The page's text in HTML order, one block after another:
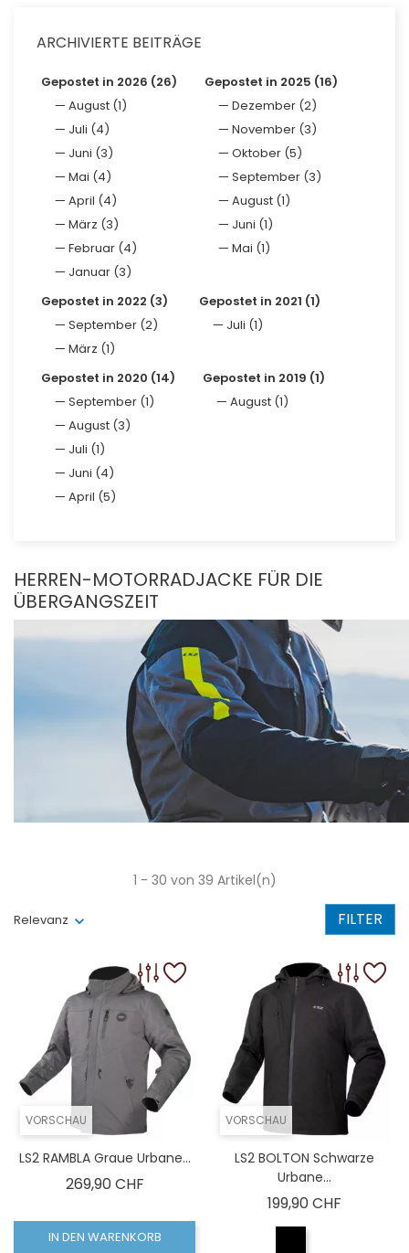
ARCHIVIERTE BEITRÄGE
Gepostet in 2026 (26)
August (1)
Juli (4)
Juni (3)
Mai (4)
April (4)
März (3)
Februar (4)
Januar (3)
Gepostet in 2025 (16)
Dezember (2)
November (3)
Oktober (5)
September (3)
August (1)
Juni (1)
Mai (1)
Gepostet in 2022 (3)
September (2)
März (1)
Gepostet in 2021 (1)
Juli (1)
Gepostet in 2020 (14)
September (1)
August (3)
Juli (1)
Juni (4)
April (5)
Gepostet in 2019 (1)
August (1)
HERREN-MOTORRADJACKE FÜR DIE
ÜBERGANGSZEIT
Relevanz FILTER
1 - 30 von 39 Artikel(n)
VORSCHAU
LS2 RAMBLA Graue Urbane...
269,90 CHFPreis
IN DEN WARENKORB
VORSCHAU
LS2 BOLTON Schwarze
Urbane...
199,90 CHF